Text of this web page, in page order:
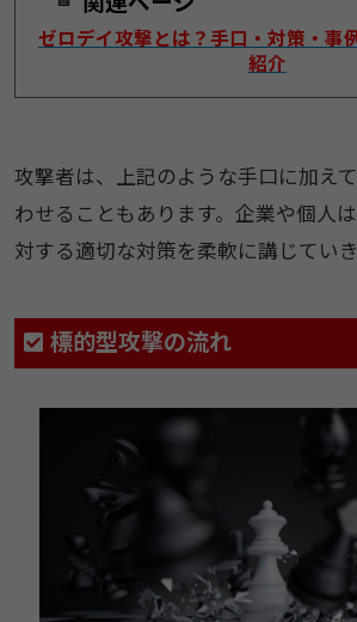
ゼロデイ攻撃とは？手口・対策・事
紹介
攻​​撃者は​、上記のような手口に加え
わせ​ることも​あります。企業や個人
対する適切な対策を柔軟に講じていき
​​標的型攻撃の流​​れ​